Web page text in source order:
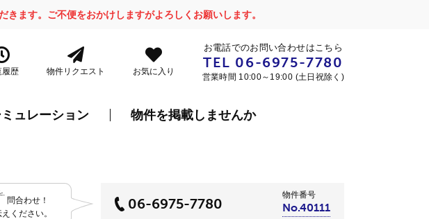
ます。ご不便をおかけしますがよろしくお願いします。
履歴 物件リクエスト お気に入り
お電話でのお問い合わせはこちら
TEL 06-6975-7780
営業時間 10:00～19:00 (土日祝除く)
ュレーション 物件を掲載しませんか
問合わせ！
ください。
06-6975-7780
物件番号
No.40111